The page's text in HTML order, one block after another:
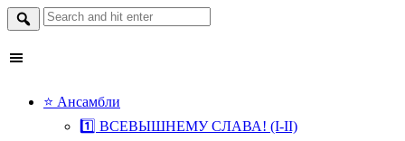
Search
for:
Skip
⭐ Ансамбли
1️⃣ ВСЕВЫШНЕМУ СЛАВА! (I-II)